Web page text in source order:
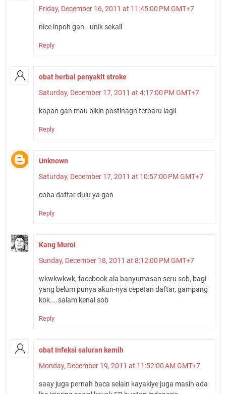
Friday, December 16, 2011 at 11:45:00 PM GMT+7
nice inpoh gan.. unik sekali
Reply
obat herbal penyakit stroke
Saturday, December 17, 2011 at 4:17:00 PM GMT+7
kapan gan mau bikin postinagn terbaru lagii
Reply
Unknown
Saturday, December 17, 2011 at 10:57:00 PM GMT+7
coba daftar dulu ya gan
Reply
Kang Muroi
Sunday, December 18, 2011 at 8:12:00 PM GMT+7
wkwkwkwk, facebook ala banyumasan seru sob, bagi
yang belum punya akun-nya cepetan daftar, gampang
kok....salam kenal sob
Reply
obat Infeksi saluran kemih
Monday, December 19, 2011 at 11:52:00 AM GMT+7
saay juga pernah baca selain kayakiye juga masih ada